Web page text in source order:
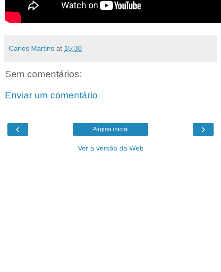
Carlos Martins at 15:30
Sem comentários:
Enviar um comentário
‹ ›
Página inicial
Ver a versão da Web